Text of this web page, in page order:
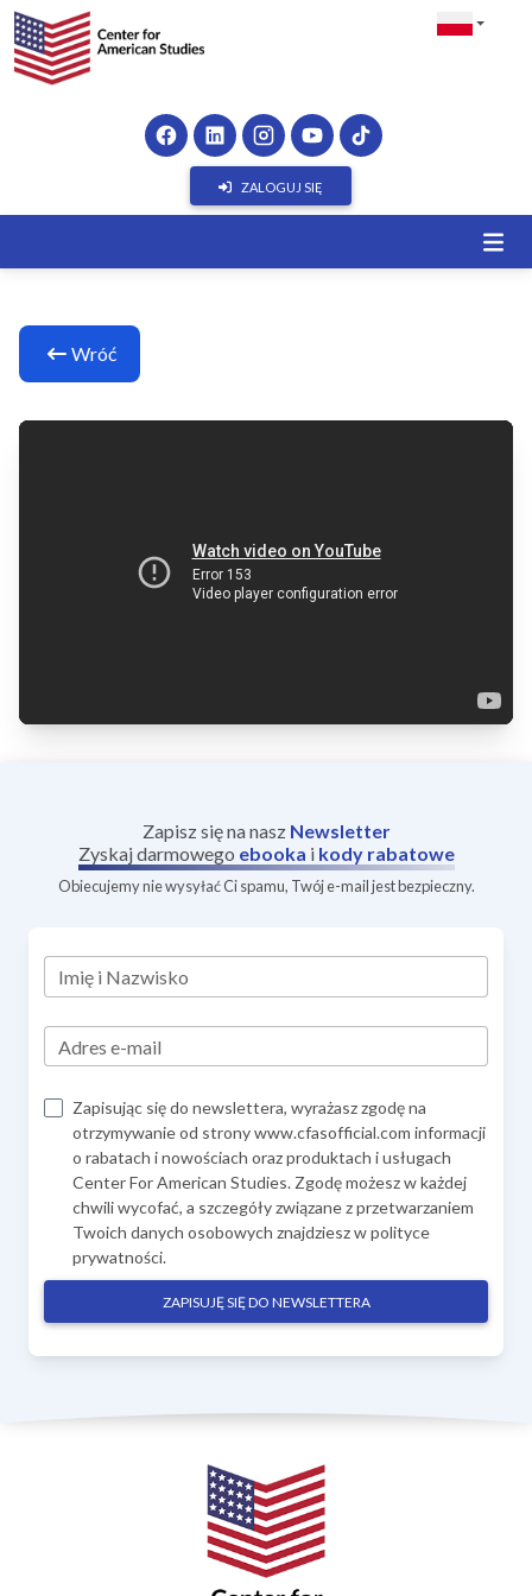
ZALOGUJ SIĘ
Wróć
Zapisz się na nasz Newsletter
Zyskaj darmowego ebooka i kody rabatowe
Obiecujemy nie wysyłać Ci spamu, Twój e-mail jest bezpieczny.
Imię i Nazwisko
Adres e-mail
Zapisując się do newslettera, wyrażasz zgodę na
otrzymywanie od strony www.cfasofficial.com informacji
o rabatach i nowościach oraz produktach i usługach
Center For American Studies. Zgodę możesz w każdej
chwili wycofać, a szczegóły związane z przetwarzaniem
Twoich danych osobowych znajdziesz wpolityce
prywatności.
ZAPISUJĘ SIĘ DO NEWSLETTERA